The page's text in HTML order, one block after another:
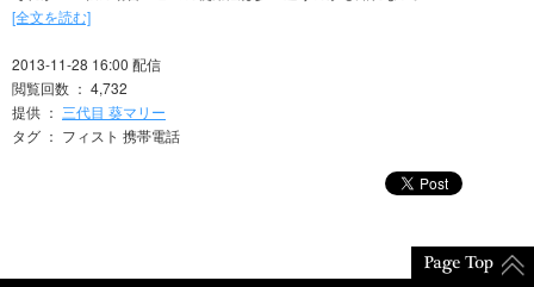
[全文を読む]
2013-11-28 16:00 配信
閲覧回数 ： 4,732
提供 ： 三代目 葵マリー
タグ ： フィスト 携帯電話